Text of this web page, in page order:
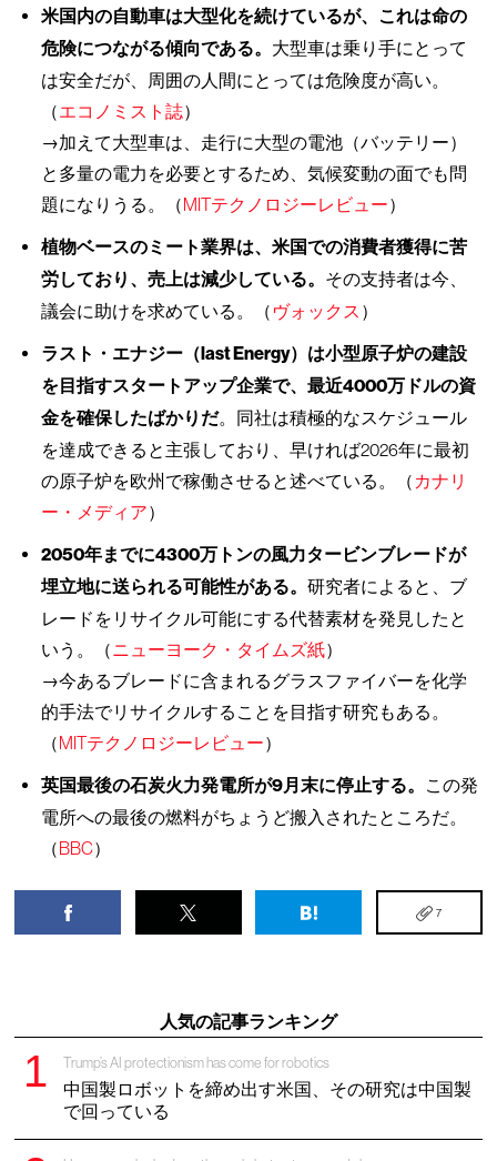
米国内の自動車は大型化を続けているが、これは命の
危険につながる傾向である。 大型車は乗り手にとって
は安全だが、周囲の人間にとっては危険度が高い。
（エコノミスト誌）
→加えて大型車は、走行に大型の電池（バッテリー）
と多量の電力を必要とするため、気候変動の面でも問
題になりうる。（MITテクノロジーレビュー）
植物ベースのミート業界は、米国での消費者獲得に苦
労しており、売上は減少している。 その支持者は今、
議会に助けを求めている。（ ヴォックス ）
ラスト・エナジー（last Energy）は小型原子炉の建設
を目指すスタートアップ企業で、最近4000万ドルの資
金を確保したばかりだ。同社は積極的なスケジュール
を達成できると主張しており、早ければ2026年に最初
の原子炉を欧州で稼働させると述べている。（ カナリ
ー・メディア）
2050年までに4300万トンの風力タービンブレードが
埋立地に送られる可能性がある。研究者によると、ブ
レードをリサイクル可能にする代替素材を発見したと
いう。（ニューヨーク・タイムズ紙）
→今あるブレードに含まれるグラスファイバーを化学
的手法でリサイクルすることを目指す研究もある。
（MITテクノロジーレビュー）
英国最後の石炭火力発電所が9月末に停止する。
この発
電所への最後の燃料がちょうど搬入されたところだ。
（BBC）
7
人気の記事ランキング
Trump’s AI protectionism has come for robotics
中国製ロボットを締め出す米国、その研究は中国製
で回っている